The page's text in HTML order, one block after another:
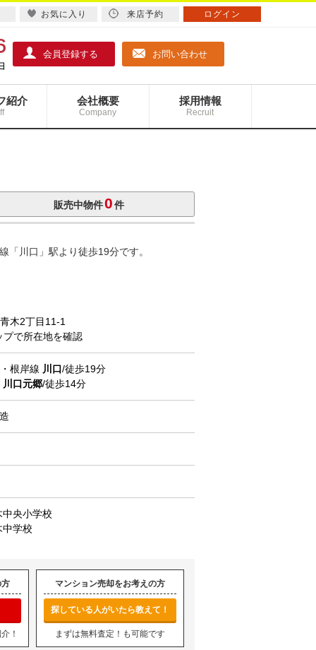
会員登録する お問い合わせ
紹介 会社概要
Company
採用情報
Recruit
販売中物件0件
川口」駅より徒歩19分です。
木2丁目11-1
プで所在地を確認
根岸線 川口/徒歩19分
川口元郷/徒歩14分
央小学校
中学校
！
マンション売却をお考えの方
探している人がいたら教えて！
まずは無料査定！も可能です
お気に入り 来店予約 ログイン